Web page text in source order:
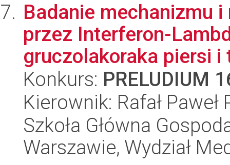
Badanie mechanizmu
przez Interferon-
gruczolakoraka piersi
Konkurs: PRELUDIUM
Kierownik: Rafał Paweł
Szkoła Główna
Warszawie, Wydział